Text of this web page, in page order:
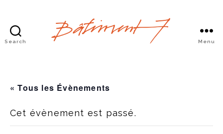
Search Menu
« Tous les Évènements
Cet évènement est passé.